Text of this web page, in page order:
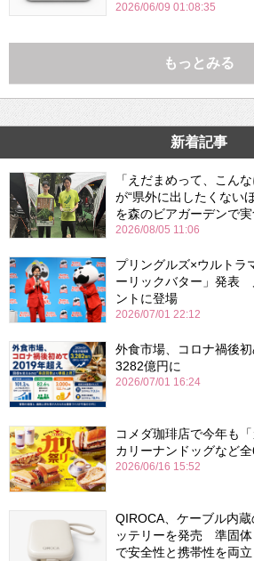
2026/06/09 01:08:35
もっとみる
新着記事
「えだまめって、こん
が“県外に出したくない
を森のビアガーデンで実
2026/08/05 11:06
プリングルズ×ウルトラ
ーリックバター」発表
ントに登場
2026/07/01 22:12
外食市場、コロナ禍後
3282億円に
2026/07/01 16:24
コメダ珈琲店で今年も
カリーナンドッグなど
2026/06/16 15:52
QIROCA、ケーブル内
ッテリーを発売 準固体
で安全性と携帯性を両立